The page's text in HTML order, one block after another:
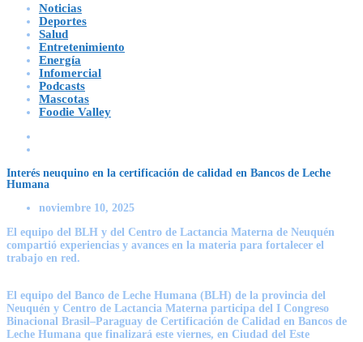
Noticias
Deportes
Salud
Entretenimiento
Energía
Infomercial
Podcasts
Mascotas
Foodie Valley
Interés neuquino en la certificación de calidad en Bancos de Leche
Humana
noviembre 10, 2025
El equipo del BLH y del Centro de Lactancia Materna de Neuquén
compartió experiencias y avances en la materia para fortalecer el
trabajo en red.
El equipo del Banco de Leche Humana (BLH) de la provincia del
Neuquén y Centro de Lactancia Materna participa del I Congreso
Binacional Brasil–Paraguay de Certificación de Calidad en Bancos de
Leche Humana que finalizará este viernes, en Ciudad del Este